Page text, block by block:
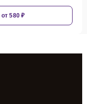
от 580 ₽